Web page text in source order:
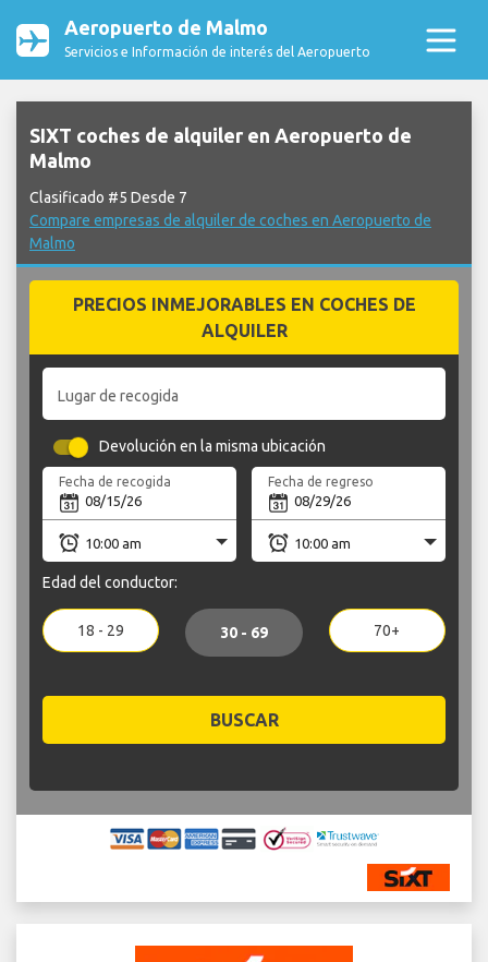
Aeropuerto de Malmo
Servicios e Información de interés del Aeropuerto
SIXT coches de alquiler en Aeropuerto de
Malmo
Clasificado #5 Desde 7
Compare empresas de alquiler de coches en Aeropuerto de
Malmo
PRECIOS INMEJORABLES EN COCHES DE
ALQUILER
Lugar de recogida
Devolución en la misma ubicación
Fecha de recogida Fecha de regreso
Edad del conductor:
18 - 29 30 - 69 70+
BUSCAR